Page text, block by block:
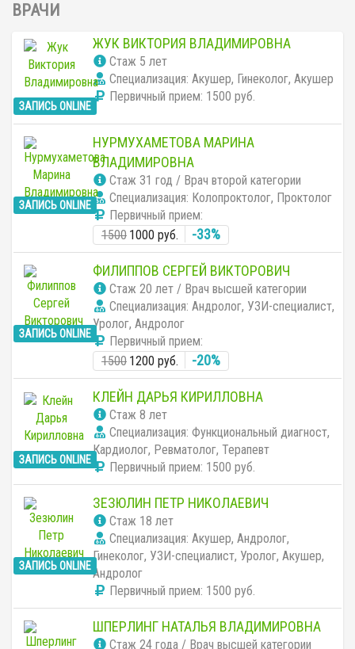
ВРАЧИ
ЗАПИСЬ ONLINE
ЖУК ВИКТОРИЯ ВЛАДИМИРОВНА
Cтаж 5 лет
Специализация: Акушер, Гинеколог, Акушер
Первичный прием: 1500 руб.
ЗАПИСЬ ONLINE
НУРМУХАМЕТОВА МАРИНА
ВЛАДИМИРОВНА
Cтаж 31 год / Врач второй категории
Специализация: Колопроктолог, Проктолог
Первичный прием:
1500 1000 руб. -33%
ЗАПИСЬ ONLINE
ФИЛИППОВ СЕРГЕЙ ВИКТОРОВИЧ
Cтаж 20 лет / Врач высшей категории
Специализация: Андролог, УЗИ-специалист,
Уролог, Андролог
Первичный прием:
1500 1200 руб. -20%
ЗАПИСЬ ONLINE
КЛЕЙН ДАРЬЯ КИРИЛЛОВНА
Cтаж 8 лет
Специализация: Функциональный диагност,
Кардиолог, Ревматолог, Терапевт
Первичный прием: 1500 руб.
ЗАПИСЬ ONLINE
ЗЕЗЮЛИН ПЕТР НИКОЛАЕВИЧ
Cтаж 18 лет
Специализация: Акушер, Андролог,
Гинеколог, УЗИ-специалист, Уролог, Акушер,
Андролог
Первичный прием: 1500 руб.
ШПЕРЛИНГ НАТАЛЬЯ ВЛАДИМИРОВНА
Cтаж 24 года / Врач высшей категории